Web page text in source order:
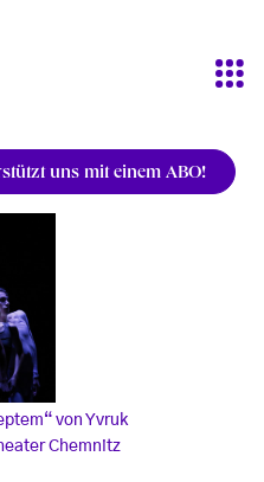
uns mit einem ABO!
von Yvruk
Chemnitz